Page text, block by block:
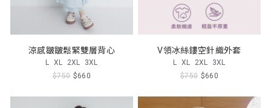
涼感皺皺鬆緊雙層背心
L XL 2XL 3XL
$750 $660
V領冰絲鏤空針織外套
L XL 2XL 3XL
$750 $660